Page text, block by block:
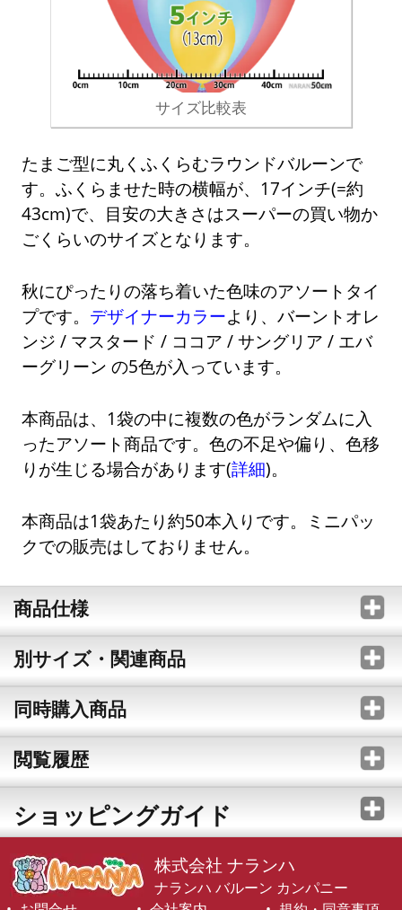
サイズ比較表
たまご型に丸くふくらむラウンドバルーンで
す。ふくらませた時の横幅が、17インチ(=約
43cm)で、目安の大きさはスーパーの買い物か
ごくらいのサイズとなります。
秋にぴったりの落ち着いた色味のアソートタイ
プです。 デザイナーカラーより、バーントオレ
ンジ / マスタード / ココア / サングリア / エバ
ーグリーン の5色が入っています。
本商品は、1袋の中に複数の色がランダムに入
ったアソート商品です。色の不足や偏り、色移
りが生じる場合があります(詳細)。
本商品は1袋あたり約50本入りです。ミニパッ
クでの販売はしておりません。
商品仕様
別サイズ・関連商品
同時購入商品
閲覧履歴
ショッピングガイド
株式会社 ナランハ
ナランハ バルーン カンパニー